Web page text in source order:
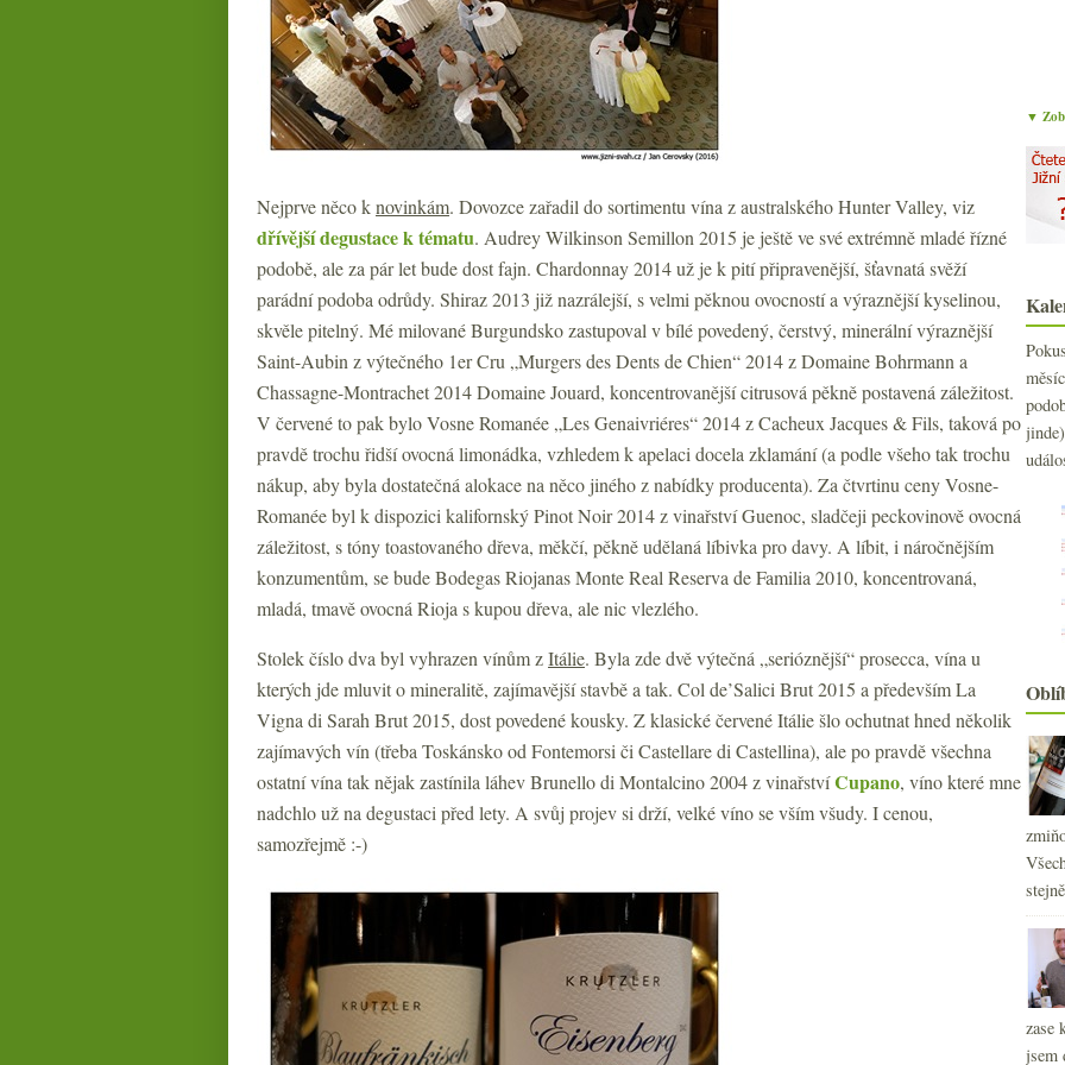
Nejprve něco knovinkám. Dovozce zařadil do sortimentu vína z australského Hunter Valley, viz
dřívější degustace k tématu. Audrey Wilkinson Semillon 2015 je ještě ve své extrémně mladé řízné
podobě, ale za pár let bude dost fajn. Chardonnay 2014 už je k pití připravenější, šťavnatá svěží
parádní podoba odrůdy. Shiraz 2013 již nazrálejší, s velmi pěknou ovocností a výraznější kyselinou,
skvěle pitelný. Mé milované Burgundsko zastupoval v bílé povedený, čerstvý, minerální výraznější
Saint-Aubin z výtečného 1er Cru „Murgers des Dents de Chien“ 2014 z Domaine Bohrmann a
Chassagne-Montrachet 2014 Domaine Jouard, koncentrovanější citrusová pěkně postavená záležitost.
V červené to pak bylo Vosne Romanée „Les Genaivriéres“ 2014 z Cacheux Jacques & Fils, taková po
pravdě trochu řidší ovocná limonádka, vzhledem k apelaci docela zklamání (a podle všeho tak trochu
nákup, aby byla dostatečná alokace na něco jiného z nabídky producenta). Za čtvrtinu ceny Vosne-
Romanée byl k dispozici kalifornský Pinot Noir 2014 z vinařství Guenoc, sladčeji peckovinově ovocná
záležitost, s tóny toastovaného dřeva, měkčí, pěkně udělaná líbivka pro davy. A líbit, i náročnějším
konzumentům, se bude Bodegas Riojanas Monte Real Reserva de Familia 2010, koncentrovaná,
mladá, tmavě ovocná Rioja s kupou dřeva, ale nic vlezlého.
Stolek číslo dva byl vyhrazen vínům zItálie. Byla zde dvě výtečná „serióznější“ prosecca, vína u
kterých jde mluvit o mineralitě, zajímavější stavbě a tak. Col de’Salici Brut 2015 a především La
Vigna di Sarah Brut 2015, dost povedené kousky. Z klasické červené Itálie šlo ochutnat hned několik
zajímavých vín (třeba Toskánsko od Fontemorsi či Castellare di Castellina), ale po pravdě všechna
ostatní vína tak nějak zastínila láhev Brunello di Montalcino 2004 z vinařstvíCupano, víno které mne
nadchlo už na degustaci před lety. A svůj projev si drží, velké víno se vším všudy. I cenou,
samozřejmě :-)
►
▼
zase
jsem